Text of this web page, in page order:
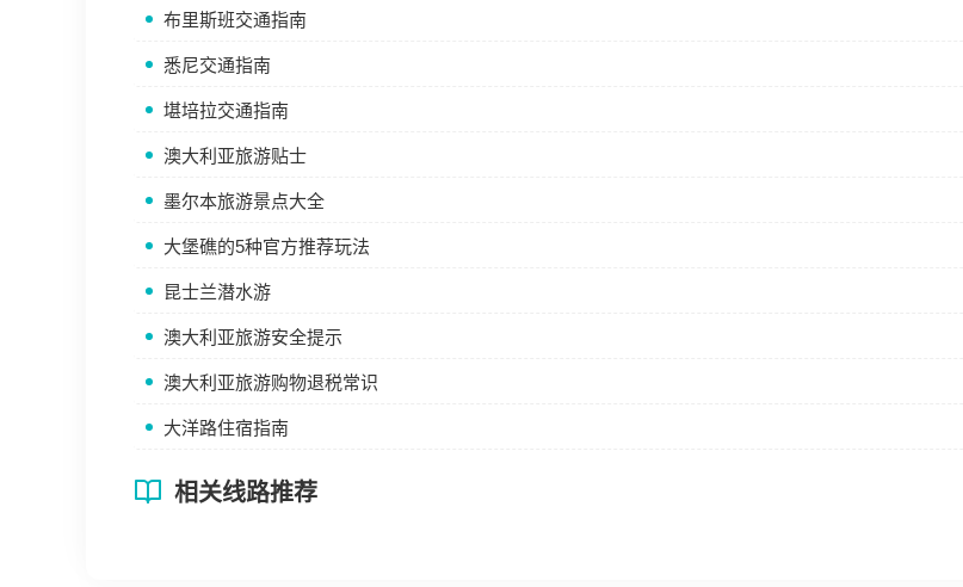
布里斯班交通指南
悉尼交通指南
堪培拉交通指南
澳大利亚旅游贴士
墨尔本旅游景点大全
大堡礁的5种官方推荐玩法
昆士兰潜水游
澳大利亚旅游安全提示
澳大利亚旅游购物退税常识
大洋路住宿指南
相关线路推荐